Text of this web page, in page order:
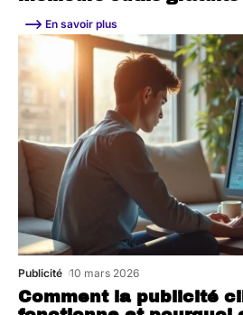
En savoir plus
Comment la publicité
Publicité 10 mars 2026